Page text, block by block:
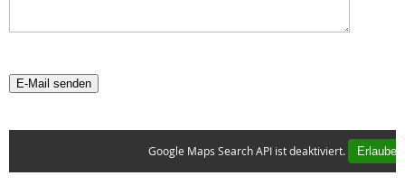
E-Mail senden
Google Maps Search API ist deaktiviert. Erlauben